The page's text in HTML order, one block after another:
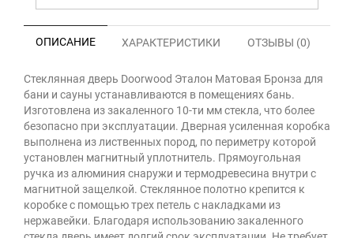
ОПИСАНИЕ ХАРАКТЕРИСТИКИ ОТЗЫВЫ (0)
Стеклянная дверь Doorwood Эталон Матовая Бронза для
бани и сауны устанавливаются в помещениях бань.
Изготовлена из закаленного 10-ти мм стекла, что более
безопасно при эксплуатации. Дверная усиленная коробка
выполнена из лиственных пород, по периметру которой
установлен магнитный уплотнитель. Прямоугольная
ручка из алюминия снаружи и термодревесина внутри с
магнитной защелкой. Стеклянное полотно крепится к
коробке с помощью трех петель с накладками из
нержавейки. Благодаря использованию закаленного